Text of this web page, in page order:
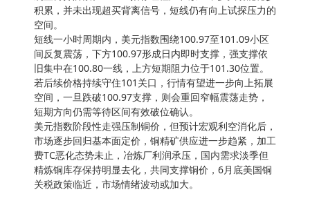
积累，并未出现超买背离信号，短线仍有向上试探压力的
空间。
短线一小时周期内，美元指数围绕100.97至101.09小区
间反复震荡，下方100.97形成日内即时支撑，强支撑依
旧集中在100.80一线，上方短期阻力位于101.30位置。
若后续价格持续守住101关口，行情有望进一步向上拓展
空间，一旦跌破100.97支撑，则会重回窄幅震荡走势，
短期方向仍需等待区间有效破位确认。
美元指数阶段性走强压制铜价，但预计宏观利空消化后，
市场逐步回归基本面定价，铜精矿供应进一步趋紧，加工
费TC恶化态势未止，冶炼厂利润承压，国内需求淡季但
精炼铜库存保持明显去化，共同支撑铜价，6月底美国铜
关税政策临近，市场情绪波动或加大。